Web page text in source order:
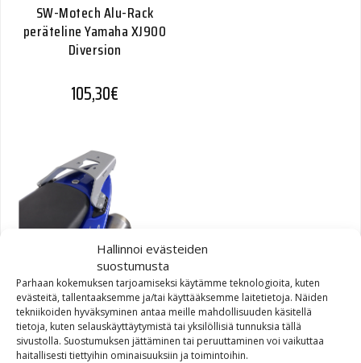
Hallinnoi evästeiden
suostumusta
Parhaan kokemuksen tarjoamiseksi käytämme teknologioita, kuten
evästeitä, tallentaaksemme ja/tai käyttääksemme laitetietoja. Näiden
tekniikoiden hyväksyminen antaa meille mahdollisuuden käsitellä
tietoja, kuten selauskäyttäytymistä tai yksilöllisiä tunnuksia tällä
sivustolla. Suostumuksen jättäminen tai peruuttaminen voi vaikuttaa
haitallisesti tiettyihin ominaisuuksiin ja toimintoihin.
SW-Motech Alu-Rack
peräteline Yamaha XJ900
Diversion
105,30€
SW-Motech Alu-Rack
peräteline Honda CB900
Hornet 01-06 musta
130,00€